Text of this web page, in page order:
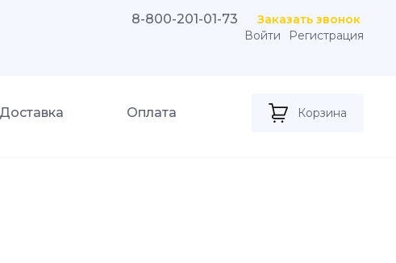
8-800-201-01-73
Заказать звонок
Войти
Регистрация
Доставка Оплата Корзина